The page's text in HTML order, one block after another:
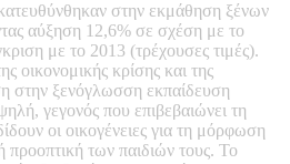
στην εκμάθηση ξένων
αύξηση 12,6% σε σχέση με το
με το 2013 (τρέχουσες τιμές).
οικονομικής κρίσης και της
στην ξενόγλωσση εκπαίδευση
γεγονός που επιβεβαιώνει τη
οι οικογένειες για τη μόρφωση
προοπτική των παιδιών τους. Το